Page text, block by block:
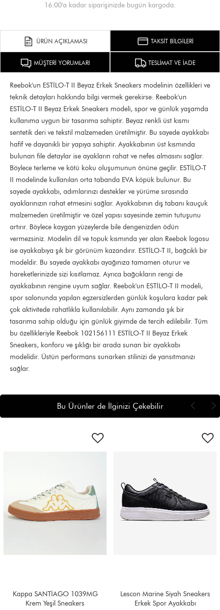
16:00'a kadar siparişinizde bugün kargoda.
ÜRÜN AÇIKLAMASI TAKSİT BİLGİLERİ
MÜŞTERİ YORUMLARI TESLİMAT VE İADE
Reebok'un ESTİLO-T II Beyaz Erkek Sneakers modelinin özellikleri ve
teknik detayları hakkında bilgi vermek gerekirse: Reebok'un
ESTİLO-T II Beyaz Erkek Sneakers modeli, spor ve günlük yaşamda
kullanıma uygun bir tasarıma sahiptir. Beyaz renkli üst kısmı
sentetik deri ve tekstil malzemeden üretilmiştir. Bu sayede ayakkabı
hafif ve dayanıklı bir yapıya sahiptir. Ayakkabının üst kısmında
bulunan file detaylar ise ayakların rahat ve nefes almasını sağlar.
Böylece terleme ve kötü koku oluşumunun önüne geçilir. ESTİLO-T
II modelinde kullanılan orta tabanda EVA köpük bulunur. Bu
sayede ayakkabı, adımlarınızı destekler ve yürüme sırasında
ayaklarınızın rahat etmesini sağlar. Ayakkabının dış tabanı kauçuk
malzemeden üretilmiştir ve özel yapısı sayesinde zemin tutuşunu
artırır. Böylece kaygan yüzeylerde bile dengenizden ödün
vermezsiniz. Modelin dil ve topuk kısmında yer alan Reebok logosu
ise ayakkabıya şık bir görünüm kazandırır. ESTİLO-T II, bağcıklı bir
modeldir. Bu sayede ayakkabı ayağınıza tamamen oturur ve
hareketlerinizde sizi kısıtlamaz. Ayrıca bağcıkların rengi de
ayakkabının rengine uyum sağlar. Reebok'un ESTİLO-T II modeli,
spor salonunda yapılan egzersizlerden günlük koşulara kadar pek
çok aktivitede rahatlıkla kullanılabilir. Aynı zamanda şık bir
tasarıma sahip olduğu için günlük giyimde de tercih edilebilir. Tüm
bu özellikleriyle Reebok 102156111 ESTİLO-T II Beyaz Erkek
Sneakers, konforu ve şıklığı bir arada sunan bir ayakkabı
modelidir. Üstün performans sunarken stilinizi de yansıtmanızı
sağlar.
Bu Ürünler de İlginizi Çekebilir
Lescon Marine Siyah Sneakers
Erkek Spor Ayakkabı
Lescon Chrome
Sneakers